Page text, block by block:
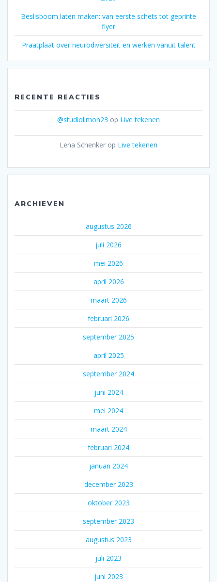
Beslisboom laten maken: van eerste schets tot geprinte
flyer
Praatplaat over neurodiversiteit en werken vanuit talent
RECENTE REACTIES
@studiolimon23 op Live tekenen
Lena Schenker op Live tekenen
ARCHIEVEN
augustus 2026
juli 2026
mei 2026
april 2026
maart 2026
februari 2026
september 2025
april 2025
september 2024
juni 2024
mei 2024
maart 2024
februari 2024
januari 2024
december 2023
oktober 2023
september 2023
augustus 2023
juli 2023
juni 2023